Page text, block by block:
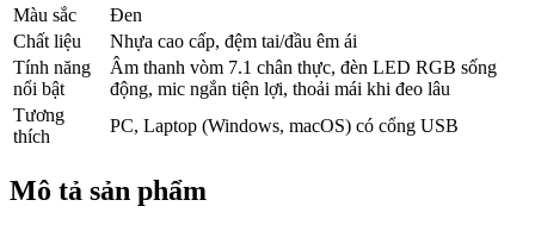
Màu sắc
Đen
Chất liệu
Nhựa cao cấp, đệm tai/đầu êm ái
Tính năng
nổi bật
Âm thanh vòm 7.1 chân thực, đèn LED RGB sống
động, mic ngắn tiện lợi, thoải mái khi đeo lâu
Tương
thích
PC, Laptop (Windows, macOS) có cổng USB
Mô tả sản phẩm